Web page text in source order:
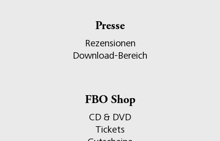
Presse
Rezensionen
Download-Bereich
FBO Shop
CD & DVD
Tickets